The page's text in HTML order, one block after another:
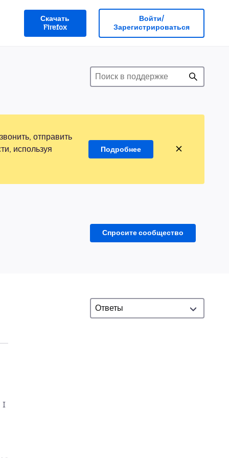
Скачать
Firefox
Войти/
Зарегистрироваться
отправить
используя
Подробнее
Спросите сообщество
I